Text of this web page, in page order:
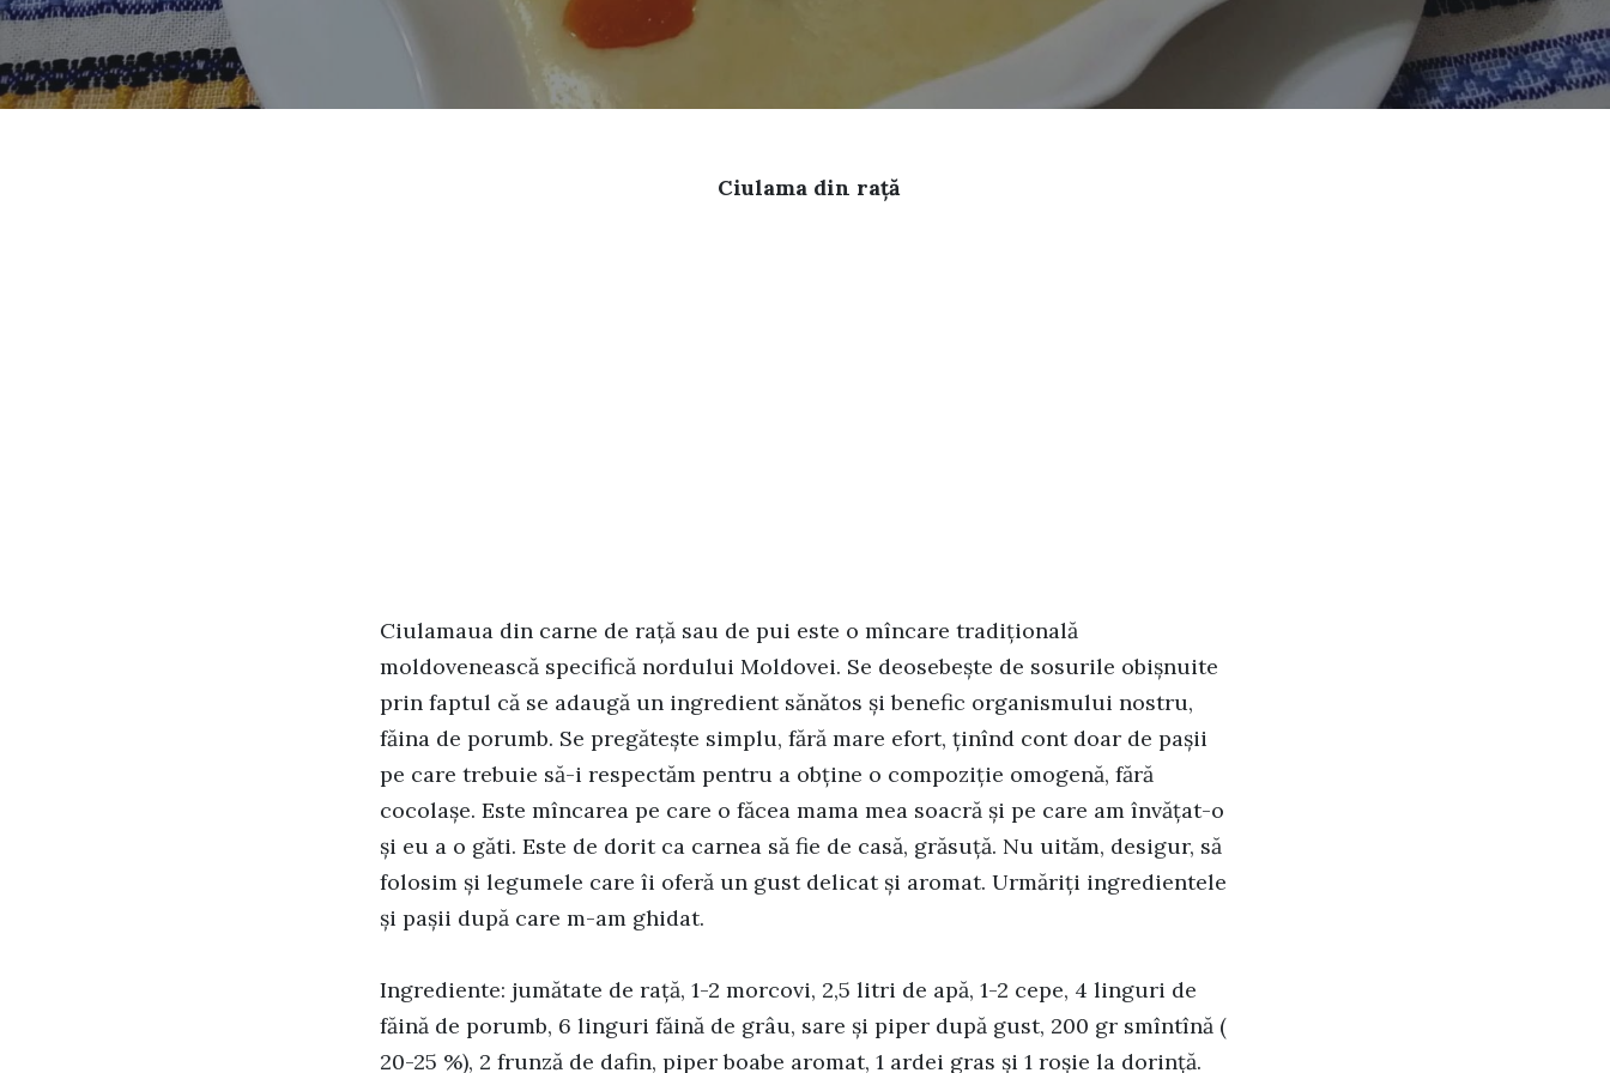
Ciulama din rață
Ciulamaua din carne de rață sau de pui este o mîncare tradițională
moldovenească specifică nordului Moldovei. Se deosebește de sosurile obișnuite
prin faptul că se adaugă un ingredient sănătos și benefic organismului nostru,
făina de porumb. Se pregătește simplu, fără mare efort, ținînd cont doar de pașii
pe care trebuie să-i respectăm pentru a obține o compoziție omogenă, fără
cocolașe. Este mîncarea pe care o făcea mama mea soacră și pe care am învățat-o
și eu a o găti. Este de dorit ca carnea să fie de casă, grăsuță. Nu uităm, desigur, să
folosim și legumele care îi oferă un gust delicat și aromat. Urmăriți ingredientele
și pașii după care m-am ghidat.
Ingrediente: jumătate de rață, 1-2 morcovi, 2,5 litri de apă, 1-2 cepe, 4 linguri de
făină de porumb, 6 linguri făină de grâu, sare și piper după gust, 200 gr smîntînă (
20-25 %), 2 frunză de dafin, piper boabe aromat, 1 ardei gras și 1 roșie la dorință.